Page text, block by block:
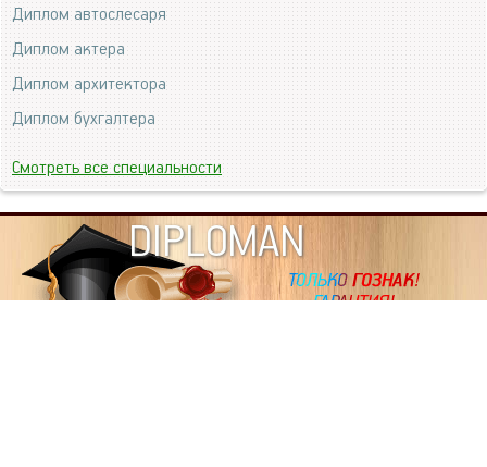
Диплом автослесаря
Диплом актера
Диплом архитектора
Диплом бухгалтера
Смотреть все специальности
DIPLOMAN